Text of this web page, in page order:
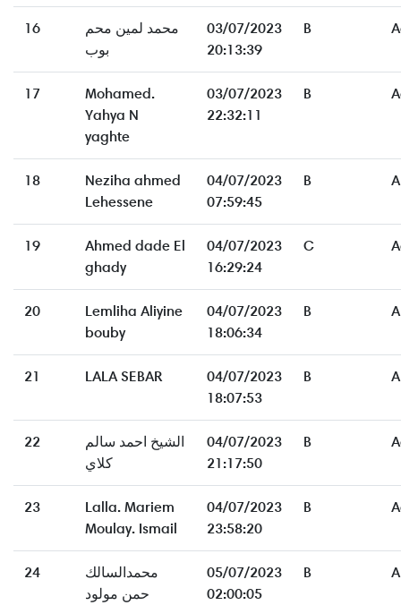
16
محمد لمين محم
بوب
03/07/2023
20:13:39
B
17
Mohamed.
Yahya N
yaghte
03/07/2023
22:32:11
B
18
Neziha ahmed
Lehessene
04/07/2023
07:59:45
B
19
Ahmed dade El
ghady
04/07/2023
16:29:24
C
20
Lemliha Aliyine
bouby
04/07/2023
18:06:34
B
21 LALA SEBAR
04/07/2023
18:07:53
B
22
الشيخ احمد سالم
كلاي
04/07/2023
21:17:50
B
23
Lalla. Mariem
Moulay. Ismail
04/07/2023
23:58:20
B
24
محمدالسالك
حمن مولود
05/07/2023
02:00:05
B